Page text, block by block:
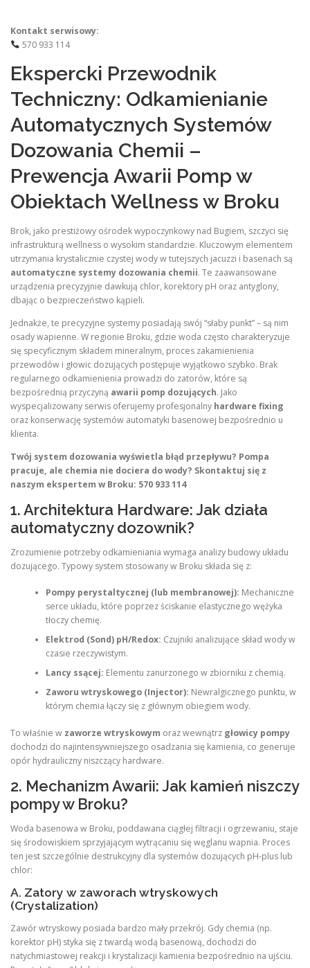
Kontakt serwisowy:
570 933 114
Ekspercki Przewodnik
Techniczny: Odkamienianie
Automatycznych Systemów
Dozowania Chemii –
Prewencja Awarii Pomp w
Obiektach Wellness w Broku
Brok, jako prestiżowy ośrodek wypoczynkowy nad Bugiem, szczyci się
infrastrukturą wellness o wysokim standardzie. Kluczowym elementem
utrzymania krystalicznie czystej wody w tutejszych jacuzzi i basenach są
automatyczne systemy dozowania chemii. Te zaawansowane
urządzenia precyzyjnie dawkują chlor, korektory pH oraz antyglony,
dbając o bezpieczeństwo kąpieli.
Jednakże, te precyzyjne systemy posiadają swój “słaby punkt” – są nim
osady wapienne. W regionie Broku, gdzie woda często charakteryzuje
się specyficznym składem mineralnym, proces zakamienienia
przewodów i głowic dozujących postępuje wyjątkowo szybko. Brak
regularnego odkamienienia prowadzi do zatorów, które są
bezpośrednią przyczyną awarii pomp dozujących. Jako
wyspecjalizowany serwis oferujemy profesjonalny hardware fixing
oraz konserwację systemów automatyki basenowej bezpośrednio u
klienta.
Twój system dozowania wyświetla błąd przepływu? Pompa
pracuje, ale chemia nie dociera do wody? Skontaktuj się z
naszym ekspertem w Broku: 570 933 114
1. Architektura Hardware: Jak działa
automatyczny dozownik?
Zrozumienie potrzeby odkamieniania wymaga analizy budowy układu
dozującego. Typowy system stosowany w Broku składa się z:
Pompy perystaltycznej (lub membranowej): Mechaniczne
serce układu, które poprzez ściskanie elastycznego wężyka
tłoczy chemię.
Elektrod (Sond) pH/Redox: Czujniki analizujące skład wody w
czasie rzeczywistym.
Lancy ssącej: Elementu zanurzonego w zbiorniku z chemią.
Zaworu wtryskowego (Injector): Newralgicznego punktu, w
którym chemia łączy się z głównym obiegiem wody.
To właśnie w zaworze wtryskowym oraz wewnątrz głowicy pompy
dochodzi do najintensywniejszego osadzania się kamienia, co generuje
opór hydrauliczny niszczący hardware.
2. Mechanizm Awarii: Jak kamień niszczy
pompy w Broku?
Woda basenowa w Broku, poddawana ciągłej filtracji i ogrzewaniu, staje
się środowiskiem sprzyjającym wytrącaniu się węglanu wapnia. Proces
ten jest szczególnie destrukcyjny dla systemów dozujących pH-plus lub
chlor:
A. Zatory w zaworach wtryskowych
(Crystalization)
Zawór wtryskowy posiada bardzo mały przekrój. Gdy chemia (np.
korektor pH) styka się z twardą wodą basenową, dochodzi do
natychmiastowej reakcji i krystalizacji kamienia bezpośrednio na ujściu.